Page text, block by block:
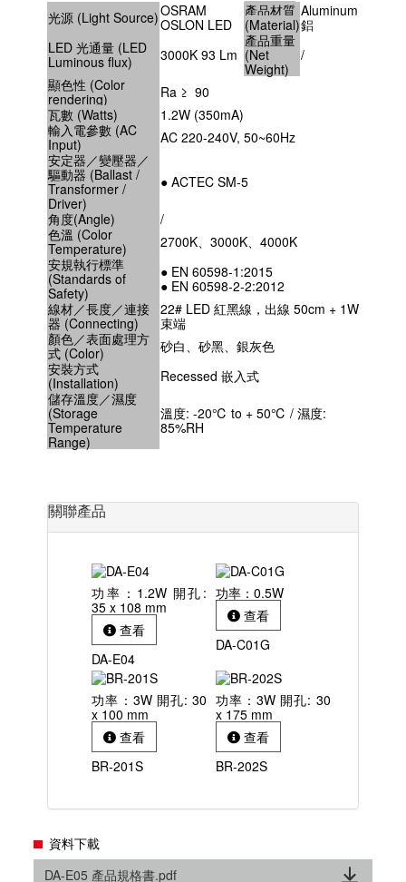
光源 (Light Source)OSRAM
OSLON LED
產品材質
(Material)
Aluminum
鋁
LED 光通量 (LED
Luminous flux)
3000K 93 Lm
產品重量
(Net
Weight)
/
顯色性 (Color
rendering)
Ra ≥ 90
瓦數 (Watts)
1.2W (350mA)
輸入電參數 (AC
Input)
AC 220-240V, 50~60Hz
安定器／變壓器／
驅動器 (Ballast /
Transformer /
Driver)
● ACTEC SM-5
角度(Angle)
/
色溫 (Color
Temperature)
2700K、3000K、4000K
安規執行標準
(Standards of
Safety)
● EN 60598-1:2015
● EN 60598-2-2:2012
線材／長度／連接
器 (Connecting)
22# LED 紅黑線，出線 50cm + 1W
束端
顏色／表面處理方
式 (Color)
砂白、砂黑、銀灰色
安裝方式
(Installation)
Recessed 嵌入式
儲存溫度／濕度
(Storage
Temperature
Range)
溫度: -20℃ to + 50℃ / 濕度:
85%RH
關聯產品
功率：1.2W 開孔:
35 x 108 mm
查看
DA-E04
功率：0.5W
查看
DA-C01G
功率：3W 開孔: 30
x 100 mm
查看
BR-201S
功率：3W 開孔: 30
x 175 mm
查看
BR-202S
資料下載
DA-E05 產品規格書.pdf